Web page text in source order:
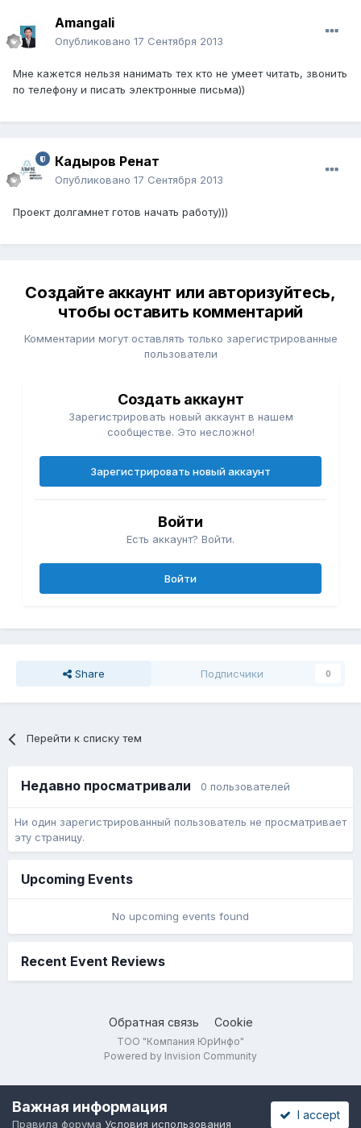
Amangali
Опубликовано 17 Сентября 2013
Мне кажется нельзя нанимать тех кто не умеет читать, звонить
по телефону и писать электронные письма))
Кадыров Ренат
Опубликовано 17 Сентября 2013
Проект долгамнет готов начать работу)))
Создайте аккаунт или авторизуйтесь,
чтобы оставить комментарий
Комментарии могут оставлять только зарегистрированные
пользователи
Создать аккаунт
Зарегистрировать новый аккаунт в нашем
сообществе. Это несложно!
Зарегистрировать новый аккаунт
Войти
Есть аккаунт? Войти.
Войти
Share Подписчики 0
Перейти к списку тем
Недавно просматривали 0 пользователей
Ни один зарегистрированный пользователь не просматривает
эту страницу.
Upcoming Events
No upcoming events found
Recent Event Reviews
Обратная связь Cookie
ТОО "Компания ЮрИнфо"
Powered by Invision Community
Важная информация
Правила форума Условия использования
I accept